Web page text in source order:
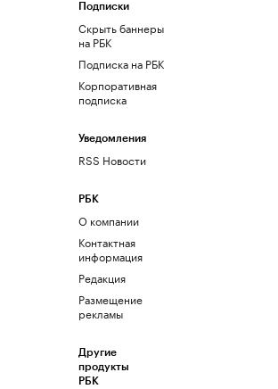
Подписки
Скрыть баннеры
на РБК
Подписка на РБК
Корпоративная
подписка
Уведомления
RSS Новости
РБК
О компании
Контактная
информация
Редакция
Размещение
рекламы
Другие
продукты
РБК